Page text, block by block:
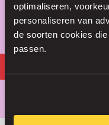
optimaliseren,
personaliseren van
de soorten cookies
passen.
Parkeer